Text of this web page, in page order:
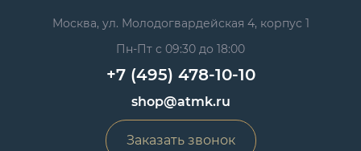
Москва, ул. Молодогвардейская 4, корпус 1
Пн-Пт с 09:30 до 18:00
+7 (495) 478-10-10
shop@atmk.ru
Заказать звонок